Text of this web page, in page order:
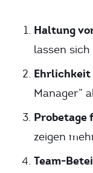
Haltung
lassen
Ehrlichkeit
Manager”
Probetage
zeigen
Team-